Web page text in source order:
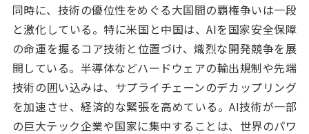
同時に、技術の優位性をめぐる大国間の覇権争いは一段
と激化している。特に米国と中国は、AIを国家安全保障
の命運を握るコア技術と位置づけ、熾烈な開発競争を展
開している。半導体などハードウェアの輸出規制や先端
技術の囲い込みは、サプライチェーンのデカップリング
を加速させ、経済的な緊張を高めている。AI技術が一部
の巨大テック企業や国家に集中することは、世界のパワ